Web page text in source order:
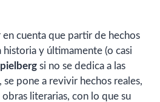
cuenta que partir de hechos
historia y últimamente (o casi
si no se dedica a las
pone a revivir hechos reales,
literarias, con lo que su